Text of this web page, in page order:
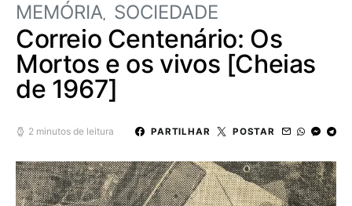
MEMÓRIA SOCIEDADE
Correio Centenário: Os
Mortos e os vivos [Cheias
de 1967]
2 minutos de leitura PARTILHAR POSTAR